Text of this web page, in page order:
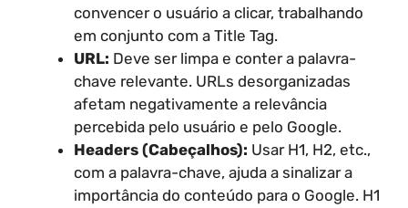
convencer o usuário a clicar, trabalhando
em conjunto com a Title Tag.
URL: Deve ser limpa e conter a palavra-
chave relevante. URLs desorganizadas
afetam negativamente a relevância
percebida pelo usuário e pelo Google.
Headers (Cabeçalhos): Usar H1, H2, etc.,
com a palavra-chave, ajuda a sinalizar a
importância do conteúdo para o Google. H1